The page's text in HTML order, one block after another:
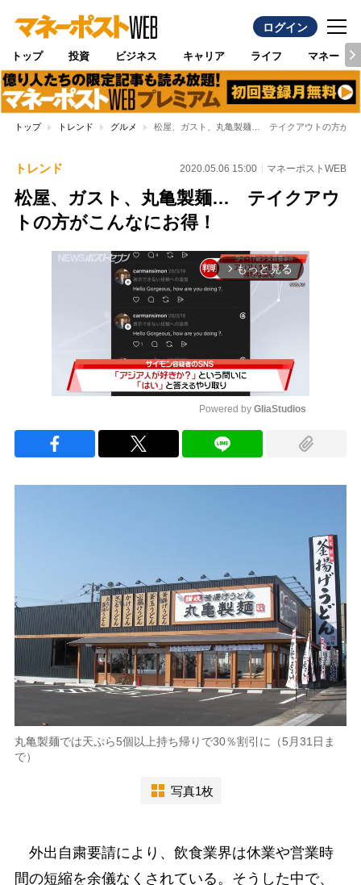
ログイン
トップ 投資 ビジネス キャリア ライフ マネー
トップ トレンド グルメ 松屋、ガスト、丸亀製麺… テイクアウトの方がこ
トレンド 2020.05.06 15:00 マネーポストWEB
松屋、ガスト、丸亀製麺… テイクアウ
トの方がこんなにお得！
arrow_forward_ios もっと見る
Powered by GliaStudios
丸亀製麺では天ぷら5個以上持ち帰りで30％割引に（5月31日ま
で）
写真1枚
外出自粛要請により、飲食業界は休業や営業時
間の短縮を余儀なくされている。そうした中で、